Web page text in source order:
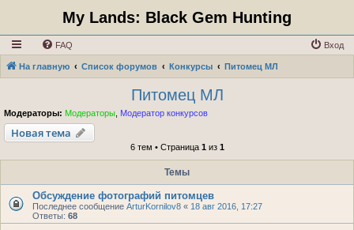
My Lands: Black Gem Hunting
FAQ Вход
На главную Список форумов Конкурсы Питомец МЛ
Питомец МЛ
Модераторы: Модераторы Модератор конкурсов
Новая тема
6 тем • Страница 1из 1
Темы
Обсуждение фотографий питомцев
Последнее сообщение ArturKornilov8 « 18 авг 2016, 17:27
Ответы: 68